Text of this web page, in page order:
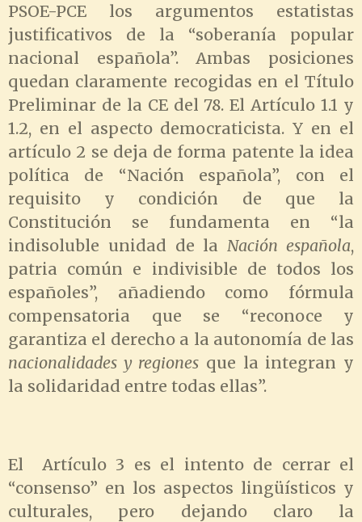
PSOE-PCE los argumentos estatistas
justificativos de la “soberanía popular
nacional española”. Ambas posiciones
quedan claramente recogidas en el Título
Preliminar de la CE del 78. El Artículo 1.1 y
1.2, en el aspecto democraticista. Y en el
artículo 2 se deja de forma patente la idea
política de “Nación española”, con el
requisito y condición de que la
Constitución se fundamenta en “la
indisoluble unidad de la Nación española,
patria común e indivisible de todos los
españoles”, añadiendo como fórmula
compensatoria que se “reconoce y
garantiza el derecho a la autonomía de las
nacionalidades y regiones que la integran y
la solidaridad entre todas ellas”.
El Artículo 3 es el intento de cerrar el
“consenso” en los aspectos lingüísticos y
culturales, pero dejando claro la